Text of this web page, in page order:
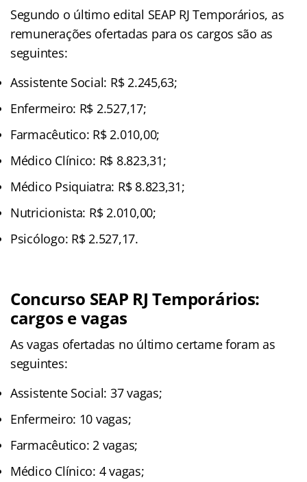
Segundo o último edital SEAP RJ Temporários, as
remunerações ofertadas para os cargos são as
seguintes:
Assistente Social: R$ 2.245,63;
Enfermeiro: R$ 2.527,17;
Farmacêutico: R$ 2.010,00;
Médico Clínico: R$ 8.823,31;
Médico Psiquiatra: R$ 8.823,31;
Nutricionista: R$ 2.010,00;
Psicólogo: R$ 2.527,17.
Concurso SEAP RJ Temporários:
cargos e vagas
As vagas ofertadas no último certame foram as
seguintes:
Assistente Social: 37 vagas;
Enfermeiro: 10 vagas;
Farmacêutico: 2 vagas;
Médico Clínico: 4 vagas;